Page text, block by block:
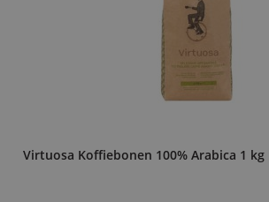
Virtuosa Koffiebonen 100% Arabica 1 kg